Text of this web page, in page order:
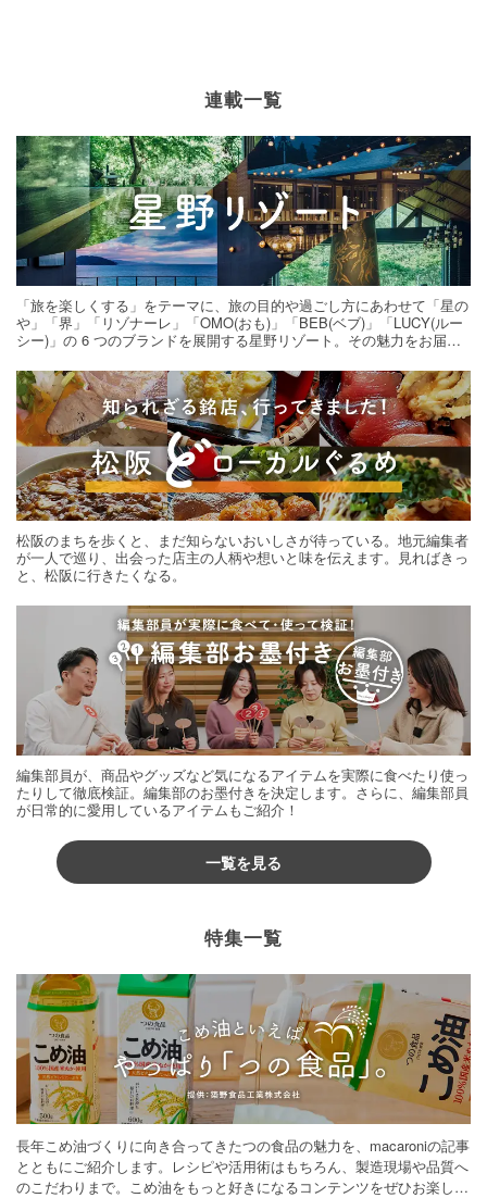
連載一覧
「旅を楽しくする」をテーマに、旅の目的や過ごし方にあわせて「星の
や」「界」「リゾナーレ」「OMO(おも)」「BEB(ベブ)」「LUCY(ルー
シー)」の 6 つのブランドを展開する星野リゾート。その魅力をお届け
松阪のまちを歩くと、まだ知らないおいしさが待っている。地元編集者
が一人で巡り、出会った店主の人柄や想いと味を伝えます。見ればきっ
と、松阪に行きたくなる。
編集部員が、商品やグッズなど気になるアイテムを実際に食べたり使っ
たりして徹底検証。編集部のお墨付きを決定します。さらに、編集部員
が日常的に愛用しているアイテムもご紹介！
一覧を見る
特集一覧
長年こめ油づくりに向き合ってきたつの食品の魅力を、macaroniの記事
とともにご紹介します。レシピや活用術はもちろん、製造現場や品質へ
のこだわりまで。こめ油をもっと好きになるコンテンツをぜひお楽しみ